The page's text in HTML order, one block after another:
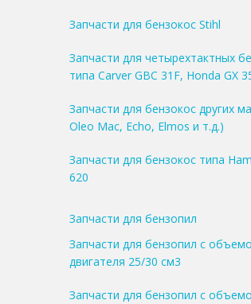
Запчасти для бензокос Stihl
Запчасти для четырехтактных
типа Carver GBC 31F, Honda GX
Запчасти для бензокос других
Oleo Mac, Echo, Elmos и т.д.)
Запчасти для бензокос типа
620
Запчасти для бензопил
Запчасти для бензопил с
двигателя 25/30 см3
Запчасти для бензопил с